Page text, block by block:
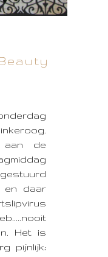
aan de
en daar
Het is
pijnlijk;